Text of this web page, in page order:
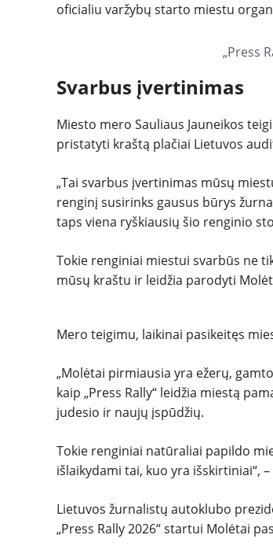
oficialiu varžybų starto miestu
„Press
Svarbus įvertinimas
Miesto mero Sauliaus Jauneikos
pristatyti kraštą plačiai Lietuvos
„Tai svarbus įvertinimas mūsų
renginį susirinks gausus būrys
taps viena ryškiausių šio renginio
Tokie renginiai miestui svarbūs ne
mūsų kraštu ir leidžia parodyti
Mero teigimu, laikinai pasikeitęs
„Molėtai pirmiausia yra ežerų,
kaip „Press Rally“ leidžia miestą
judesio ir naujų įspūdžių.
Tokie renginiai natūraliai papildo
išlaikydami tai, kuo yra išskirtiniai“,
Lietuvos žurnalistų autoklubo
„Press Rally 2026“ startui Molėtai